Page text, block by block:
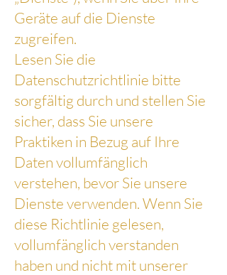
Geräte auf die Dienste
zugreifen.
Lesen Sie die
Datenschutzrichtlinie bitte
sorgfältig durch und stellen Sie
sicher, dass Sie unsere
Praktiken in Bezug auf Ihre
Daten vollumfänglich
verstehen, bevor Sie unsere
Dienste verwenden. Wenn Sie
diese Richtlinie gelesen,
vollumfänglich verstanden
haben und nicht mit unserer